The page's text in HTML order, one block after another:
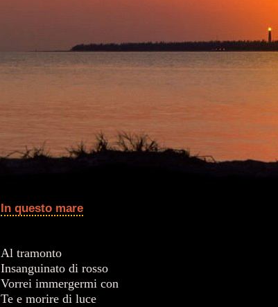
In questo mare
Al tramonto
Insanguinato di rosso
Vorrei immergermi con
Te e morire di luce